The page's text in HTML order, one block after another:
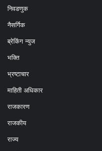
निवडणुक
नैसर्गिक
ब्रेकिंग न्युज
भक्ति
भ्रष्टाचार
माहिती अधिकार
राजकारण
राजकीय
राज्य